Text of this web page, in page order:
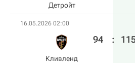
Детройт
16.05.2026 02:00
Кливленд
94 :